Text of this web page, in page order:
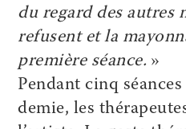
du regard des autres
refusent et la
première séance. »
Pendant cinq séances
demie, les